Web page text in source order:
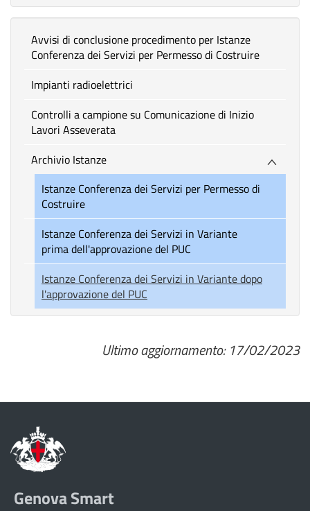
Avvisi di conclusione procedimento per Istanze
Conferenza dei Servizi per Permesso di Costruire
Impianti radioelettrici
Controlli a campione su Comunicazione di Inizio
Lavori Asseverata
Archivio Istanze
Istanze Conferenza dei Servizi per Permesso di
Costruire
Istanze Conferenza dei Servizi in Variante
prima dell'approvazione del PUC
Istanze Conferenza dei Servizi in Variante dopo
l'approvazione del PUC
Ultimo aggiornamento: 17/02/2023
Genova Smart